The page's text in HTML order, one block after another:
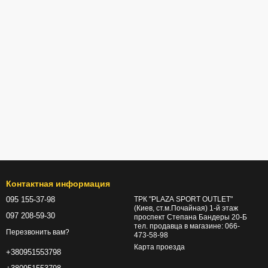
Контактная информация
095 155-37-98
097 208-59-30
Перезвонить вам?
+380951553798
ТРК "PLAZA SPORT OUTLET"
(Киев, ст.м.Почайная) 1-й этаж
проспект Степана Бандеры 20-Б
тел. продавца в магазине: 066-
473-58-98
Карта проезда